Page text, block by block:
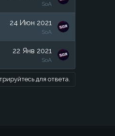
SoA
24 Июн 2021
SoA
22 Янв 2021
SoA
для ответа.